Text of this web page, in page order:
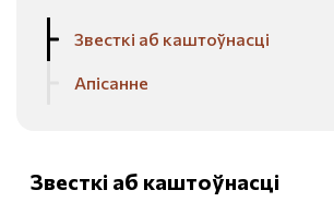
Звесткі аб каштоўнасці
Апісанне
Звесткі аб каштоўнасці